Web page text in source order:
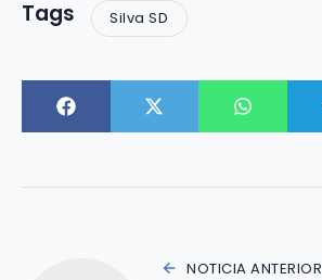
Tags Silva SD
NOTICIA ANTERIOR